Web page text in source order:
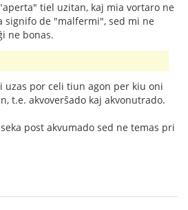
tiel uzitan, kaj mia vortaro ne
signifo de "malfermi", sed mi ne
ne bonas.
uzas por celi tiun agon per kiu oni
t.e. akvoverŝado kaj akvonutrado.
post akvumado sed ne temas pri